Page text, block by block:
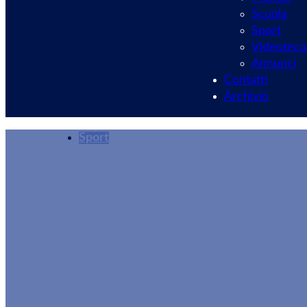
Scuola
Sport
Videoteca
Annunci
Contatti
Archivio
Sport